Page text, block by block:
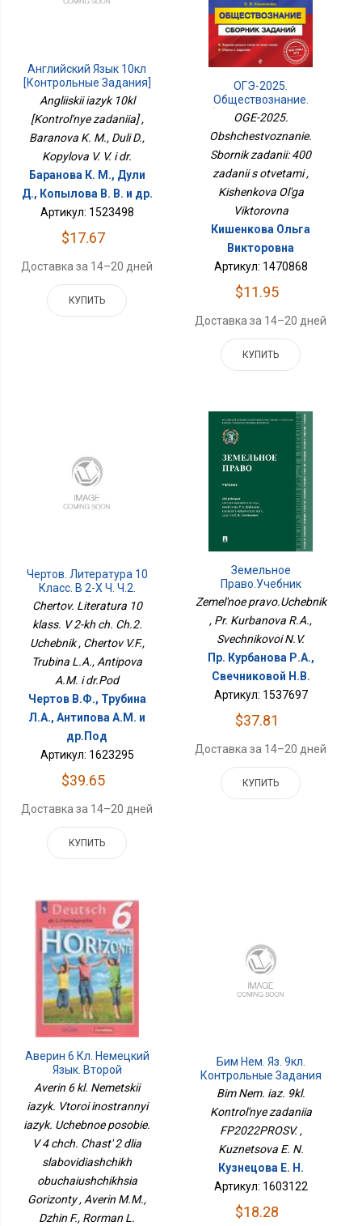
Английский Язык 10кл
[Контрольные Задания]
Angliiskii iazyk 10kl
[Kontrol'nye zadaniia] ,
Baranova K. M., Duli D.,
Kopylova V. V. i dr.
Баранова К. М., Дули
Д., Копылова В. В. и др.
Артикул: 1523498
$17.67
Доставка за 14–20 дней
КУПИТЬ
ОГЭ-2025.
Обществознание.
Сборник Заданий: 400
OGE-2025.
Obshchestvoznanie.
Sbornik zadanii: 400
zadanii s otvetami ,
Kishenkova Ol'ga
Viktorovna
Кишенкова Ольга
Викторовна
Артикул: 1470868
$11.95
Доставка за 14–20 дней
КУПИТЬ
Чертов. Литература 10
Класс. В 2-Х Ч. Ч.2.
Учебник
Chertov. Literatura 10
klass. V 2-kh ch. Ch.2.
Uchebnik , Chertov V.F.,
Trubina L.A., Antipova
A.M. i dr.Pod
Чертов В.Ф., Трубина
Л.А., Антипова A.M. и
др.Под
Артикул: 1623295
$39.65
Доставка за 14–20 дней
КУПИТЬ
Земельное
Право.Учебник
Zemel'noe pravo.Uchebnik
, Pr. Kurbanova R.A.,
Svechnikovoi N.V.
Пр. Курбанова Р.А.,
Свечниковой Н.В.
Артикул: 1537697
$37.81
Доставка за 14–20 дней
КУПИТЬ
Аверин 6 Кл. Немецкий
Язык. Второй
Иностранный Язык.
Часть 2 Для
Слабовидящих
Обучающихся
Горизонты
Averin 6 kl. Nemetskii
iazyk. Vtoroi inostrannyi
iazyk. Uchebnoe posobie.
V 4 chch. Chast' 2 dlia
slabovidiashchikh
obuchaiushchikhsia
Gorizonty , Averin M.M.,
Dzhin F., Rorman L.
Бим Нем. Яз. 9кл.
Контрольные Задания
ФП2022ПРОСВ.
Bim Nem. iaz. 9kl.
Kontrol'nye zadaniia
FP2022PROSV. ,
Kuznetsova E. N.
Кузнецова Е. Н.
Артикул: 1603122
$18.28